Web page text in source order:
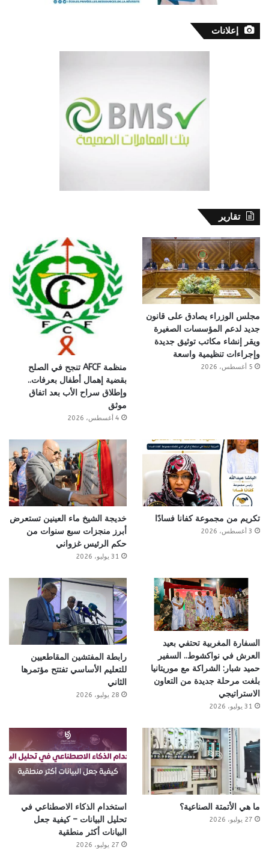
إعلانات
تقارير
مجلس الوزراء يصادق على قانون
جديد لدعم المؤسسات الصغيرة
ويقر إنشاء مكاتب توثيق جديدة
وإجراءات تنظيمية واسعة
5 أغسطس، 2026
منظمة AFCF تنجح في الصلح
بقضية إهمال أطفال بعرفات..
وإطلاق سراح الأب بعد اتفاق
موثق
4 أغسطس، 2026
تكريم من مجموعة كفانا فسادًا
3 أغسطس، 2026
خديجة الشيخ ماء العينين تستعرض
أبرز منجزات سبع سنوات من
حكم الرئيس غزواني
31 يوليو، 2026
السفارة المغربية تحتفي بعيد
العرش في نواكشوط.. السفير
حميد شبار: الشراكة مع موريتانيا
بلغت مرحلة جديدة من التعاون
الاستراتيجي
31 يوليو، 2026
رابطة المفتشين المقاطعيين
للتعليم الأساسي تفتتح مؤتمرها
الثاني
28 يوليو، 2026
ما هي الأتمتة الصناعية؟
27 يوليو، 2026
استخدام الذكاء الاصطناعي في
تحليل البيانات – كيفية جعل
البيانات أكثر منطقية
27 يوليو، 2026